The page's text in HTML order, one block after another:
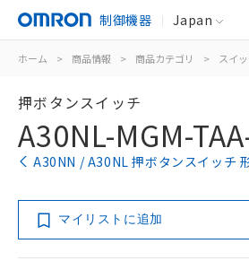
制御機器 Japan
ホーム > 商品情報 > 商品カテゴリ > スイ
押ボタンスイッチ
A30NL-MGM-
A30NN / A30NL 押ボタンスイッチ
マイリストに追加